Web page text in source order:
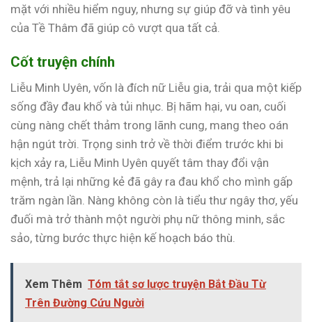
mặt với nhiều hiểm nguy, nhưng sự giúp đỡ và tình yêu
của Tề Thâm đã giúp cô vượt qua tất cả.
Cốt truyện chính
Liễu Minh Uyên, vốn là đích nữ Liễu gia, trải qua một kiếp
sống đầy đau khổ và tủi nhục. Bị hãm hại, vu oan, cuối
cùng nàng chết thảm trong lãnh cung, mang theo oán
hận ngút trời. Trọng sinh trở về thời điểm trước khi bi
kịch xảy ra, Liễu Minh Uyên quyết tâm thay đổi vận
mệnh, trả lại những kẻ đã gây ra đau khổ cho mình gấp
trăm ngàn lần. Nàng không còn là tiểu thư ngây thơ, yếu
đuối mà trở thành một người phụ nữ thông minh, sắc
sảo, từng bước thực hiện kế hoạch báo thù.
Xem Thêm Tóm tắt sơ lược truyện Bắt Đầu Từ
Trên Đường Cứu Người